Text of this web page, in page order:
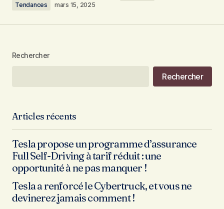
Tendances mars 15, 2025
Rechercher
Rechercher
Articles récents
Tesla propose un programme d’assurance
Full Self-Driving à tarif réduit : une
opportunité à ne pas manquer !
Tesla a renforcé le Cybertruck, et vous ne
devinerez jamais comment !